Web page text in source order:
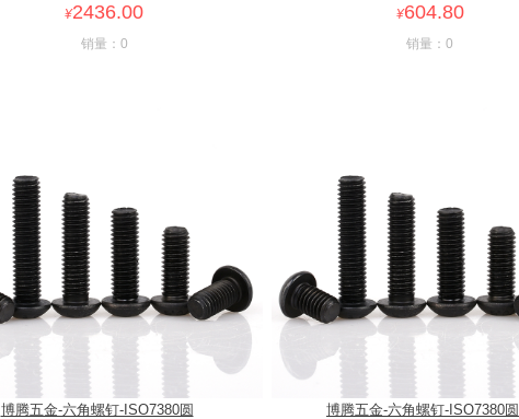
¥2436.00
销量：0
¥604.80
销量：0
博腾五金-六角螺钉-ISO7380圆
博腾五金-六角螺钉-ISO7380圆